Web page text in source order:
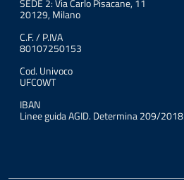
SEDE 2: Via Carlo Pisacane, 11
20129, Milano
C.F. / P.IVA
80107250153
Cod. Univoco
UFC0WT
IBAN
Linee guida AGID. Determina 209/2018